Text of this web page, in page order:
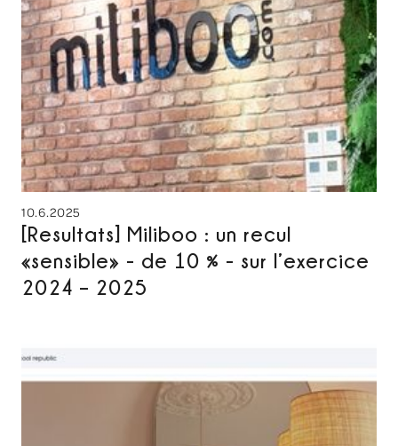
10.6.2025
[Resultats] Miliboo : un recul
«sensible» - de 10 % - sur l’exercice
2024 – 2025